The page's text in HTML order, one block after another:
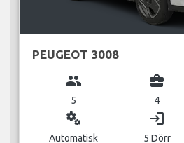
PEUGEOT 3008
group
5
business_center
4
miscellaneous_services
Automatisk
login
5 Dörr